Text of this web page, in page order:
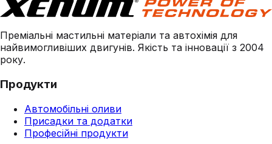
Преміальні мастильні матеріали та автохімія для
найвимогливіших двигунів. Якість та інновації з 2004
року.
Продукти
Автомобільні оливи
Присадки та додатки
Професійні продукти